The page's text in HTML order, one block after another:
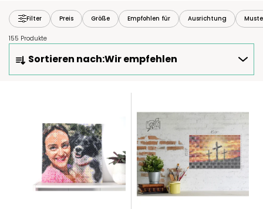
Filter Preis Größe Empfohlen für Ausrichtung
155 Produkte
O
Sortieren nach:Wir empfehlen